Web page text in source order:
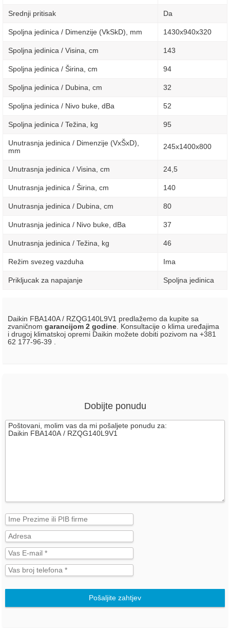
Srednji pritisak Da
Spoljna jedinica / Dimenzije (VkSkD), mm 1430x940x320
Spoljna jedinica / Visina, сm 143
Spoljna jedinica / Širina, сm 94
Spoljna jedinica / Dubina, сm 32
Spoljna jedinica / Nivo buke, dBa 52
Spoljna jedinica / Težina, kg 95
Unutrasnja jedinica / Dimenzije (VxŠxD),
mm
245x1400x800
Unutrasnja jedinica / Visina, сm 24,5
Unutrasnja jedinica / Širina, сm 140
Unutrasnja jedinica / Dubina, сm 80
Unutrasnja jedinica / Nivo buke, dBa 37
Unutrasnja jedinica / Težina, kg 46
Režim svezeg vazduha Ima
Prikljucak za napajanje Spoljna jedinica
Daikin FBA140A / RZQG140L9V1 predlažemo da kupite sa
zvaničnom garancijom 2 godine . Konsultacije o klima uređajima
i drugoj klimatskoj opremi Daikin možete dobiti pozivom na +381
62 177-96-39 .
Dobijte ponudu
Pošaljite zahtjev